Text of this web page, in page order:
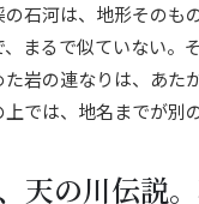
の石河は、地形そのも
、まるで似ていない。
た岩の連なりは、あた
では、地名までが別
天の川伝説